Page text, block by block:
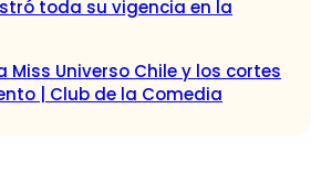
toda su vigencia en la
Miss Universo Chile y los cortes
| Club de la Comedia